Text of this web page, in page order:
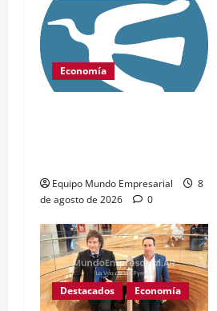
Economía
Equipo Mundo Empresarial
8
de agosto de 2026
0
Destacados Economía